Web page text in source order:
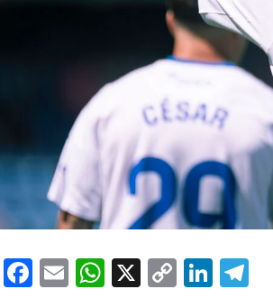
Facebook
EmailWhatsApp
X
Copy